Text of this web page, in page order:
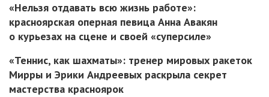
«Нельзя отдавать всю жизнь работе»:
красноярская оперная певица Анна Авакян
о курьезах на сцене и своей «суперсиле»
«Теннис, как шахматы»: тренер мировых ракеток
Мирры и Эрики Андреевых раскрыла секрет
мастерства красноярок